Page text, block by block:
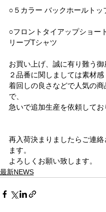
○５カラー バックホールトッ
○フロントタイアップショー
リーブTシャツ
お買い上げ、誠に有り難う御
２品番に関しましては素材感
着回しの良さなどで人気の
で、
急いで追加生産を依頼してお
再入荷決まりましたらご連絡
ます。
よろしくお願い致します。
最新NEWS